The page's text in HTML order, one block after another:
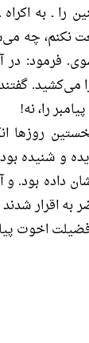
را ـ به
نکنم، چه
فرمود: در
می‌کشید.
را، نه!
روزها
و شنیده
داده بود. و
به اقرار شدند
اخوت